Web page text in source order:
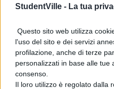
StudentVille - La tua
Questo sito web utilizza
l'uso del sito e dei servizi
profilazione, anche di terze
personalizzati in base alle tue
consenso.
Il loro utilizzo è regolato dalla
Marco e il Canal
configurano come
di questo